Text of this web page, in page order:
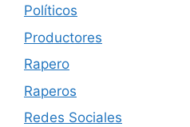
Políticos
Productores
Rapero
Raperos
Redes Sociales